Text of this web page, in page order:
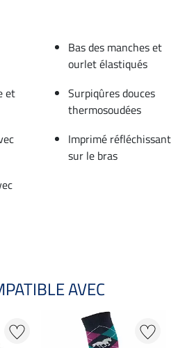
Bas des manches et
ourlet élastiqués
et
Surpiqûres douces
thermosoudées
Imprimé réfléchissant
sur le bras
AVEC